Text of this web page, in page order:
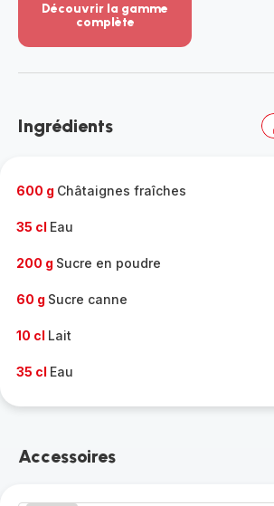
Découvrir la gamme
complète
-
gamme
Ingrédients
600 g Châtaignes fraîches
35 cl Eau
200 g Sucre en poudre
60 g Sucre canne
10 cl Lait
35 cl Eau
Accessoires